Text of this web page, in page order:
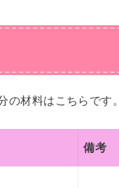
の材料はこちらです。
備考